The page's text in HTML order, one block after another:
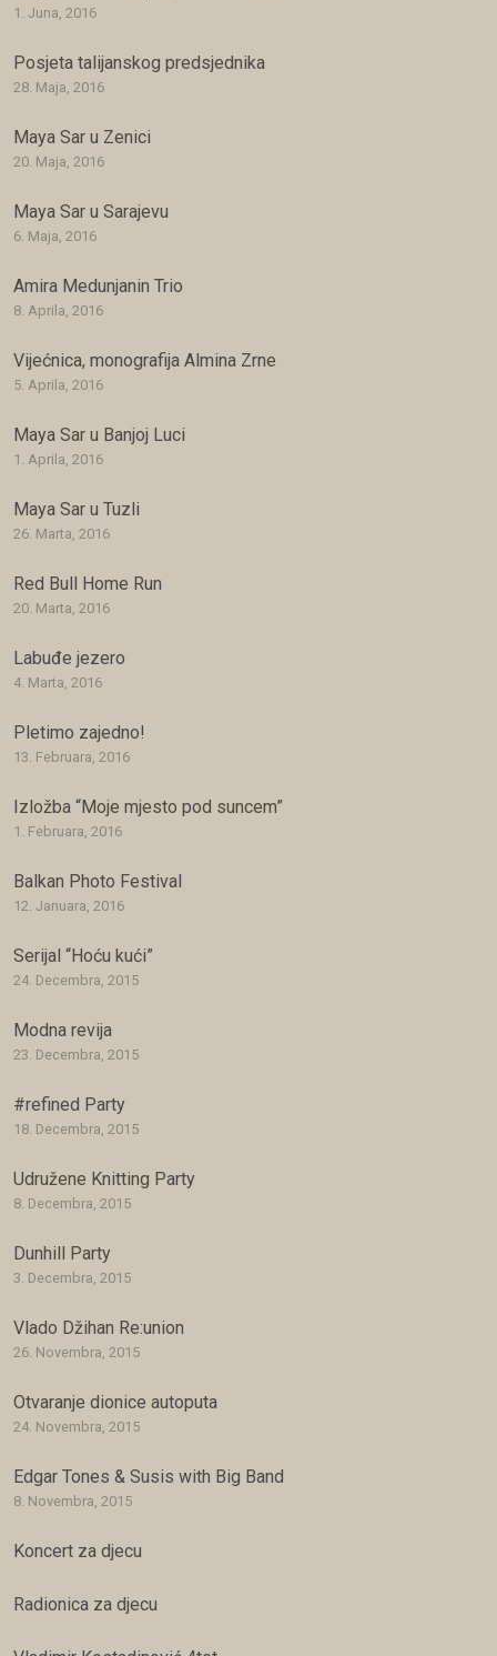
1. Juna, 2016
Posjeta talijanskog predsjednika
28. Maja, 2016
Maya Sar u Zenici
20. Maja, 2016
Maya Sar u Sarajevu
6. Maja, 2016
Amira Medunjanin Trio
8. Aprila, 2016
Vijećnica, monografija Almina Zrne
5. Aprila, 2016
Maya Sar u Banjoj Luci
1. Aprila, 2016
Maya Sar u Tuzli
26. Marta, 2016
Red Bull Home Run
20. Marta, 2016
Labuđe jezero
4. Marta, 2016
Pletimo zajedno!
13. Februara, 2016
Izložba “Moje mjesto pod suncem”
1. Februara, 2016
Balkan Photo Festival
12. Januara, 2016
Serijal “Hoću kući”
24. Decembra, 2015
Modna revija
23. Decembra, 2015
#refined Party
18. Decembra, 2015
Udružene Knitting Party
8. Decembra, 2015
Dunhill Party
3. Decembra, 2015
Vlado Džihan Re:union
26. Novembra, 2015
Otvaranje dionice autoputa
24. Novembra, 2015
Edgar Tones & Susis with Big Band
8. Novembra, 2015
Koncert za djecu
Radionica za djecu